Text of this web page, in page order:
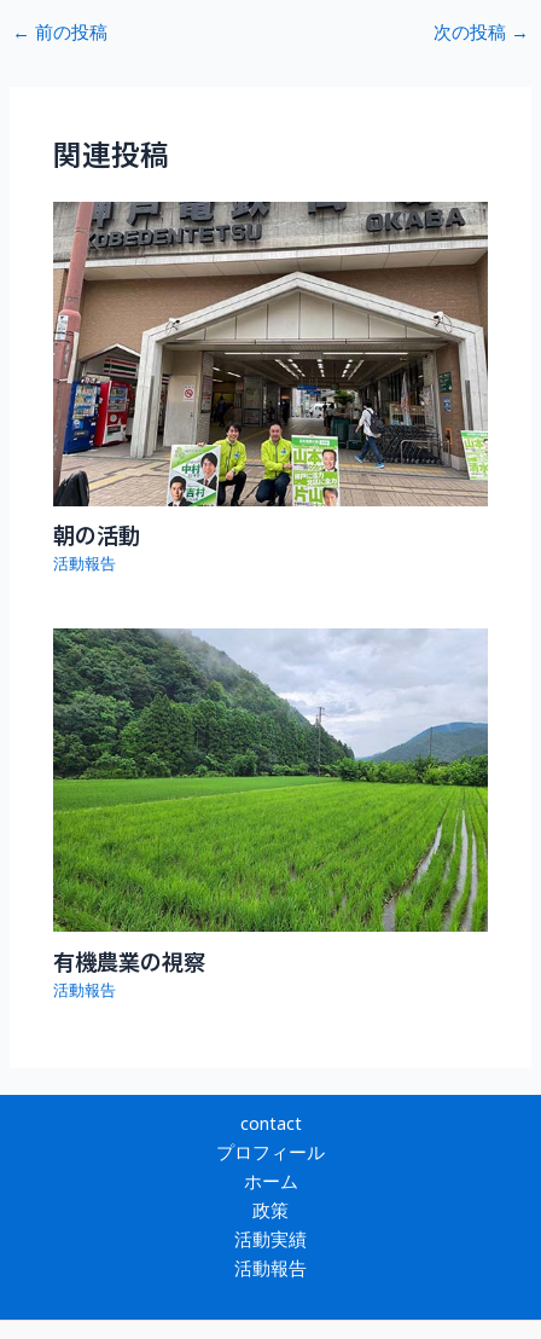
Post
← 前の投稿 次の投稿 →
関連投稿
朝の活動
活動報告
有機農業の視察
活動報告
contact
プロフィール
ホーム
政策
活動実績
活動報告